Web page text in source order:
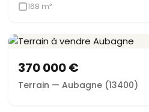
168 m²
370 000 €
Terrain — Aubagne (13400)